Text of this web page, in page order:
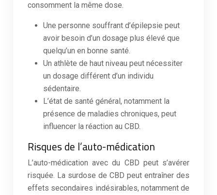
consomment la même dose.
Une personne souffrant d’épilepsie peut
avoir besoin d’un dosage plus élevé que
quelqu’un en bonne santé.
Un athlète de haut niveau peut nécessiter
un dosage différent d’un individu
sédentaire.
L’état de santé général, notamment la
présence de maladies chroniques, peut
influencer la réaction au CBD.
Risques de l’auto-médication
L’auto-médication avec du CBD peut s’avérer
risquée. La surdose de CBD peut entraîner des
effets secondaires indésirables, notamment de